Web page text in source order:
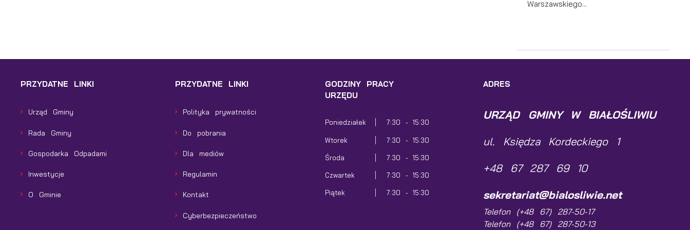
Warszawskiego...
PRZYDATNE LINKI
Urząd Gminy
Rada Gminy
Gospodarka Odpadami
Inwestycje
O Gminie
PRZYDATNE LINKI
Polityka prywatności
Do pobrania
Dla mediów
Regulamin
Kontakt
Cyberbezpieczeństwo
GODZINY PRACY
URZĘDU
Poniedziałek 7:30 - 15:30
Wtorek 7:30 - 15:30
Środa 7:30 - 15:30
Czwartek 7:30 - 15:30
Piątek 7:30 - 15:30
ADRES
URZĄD GMINY W BIAŁOŚLIWIU
ul. Księdza Kordeckiego 1
+48 67 287 69 10
sekretariat@bialosliwie.net
Telefon (+48 67) 287-50-17
Telefon (+48 67) 287-50-13